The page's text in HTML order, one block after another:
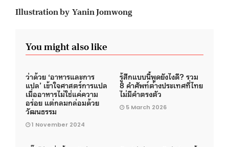
Illustration by Yanin Jomwong
You might also like
ว่าด้วย ‘อาหารและการ
แปล’ เข้าใจศาสตร์การแปล
เมื่ออาหารไม่ใช่แค่ความ
อร่อย แต่กลมกล่อมด้วย
วัฒนธรรม
1 November 2024
รู้สึกแบบนี้พูดยังไงดี? รวม
8 คำศัพท์ต่างประเทศที่ไทย
ไม่มีคำตรงตัว
5 March 2026